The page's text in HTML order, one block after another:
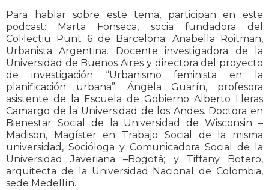
Para hablar sobre este tema, participan en este
podcast: Marta Fonseca, socia fundadora del
Col·lectiu Punt 6 de Barcelona; Anabella Roitman,
Urbanista Argentina. Docente investigadora de la
Universidad de Buenos Aires y directora del proyecto
de investigación “Urbanismo feminista en la
planificación urbana”; Ángela Guarín, profesora
asistente de la Escuela de Gobierno Alberto Lleras
Camargo de la Universidad de los Andes. Doctora en
Bienestar Social de la Universidad de Wisconsin –
Madison, Magíster en Trabajo Social de la misma
universidad, Socióloga y Comunicadora Social de la
Universidad Javeriana –Bogotá; y Tiffany Botero,
arquitecta de la Universidad Nacional de Colombia,
sede Medellín.